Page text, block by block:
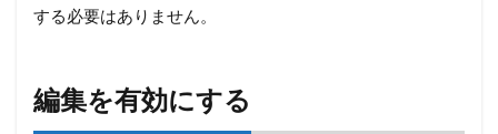
する必要はありません。
編集を有効にする